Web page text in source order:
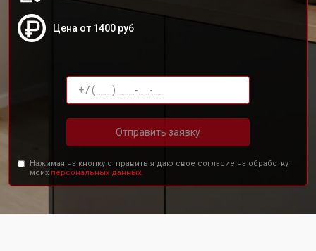
Цена от 1400 руб
Отправить заявку
Нажимая на кнопку отправить я даю свое согласие на обработку
моих персональных данных.